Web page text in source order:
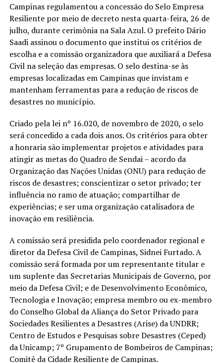
Campinas regulamentou a concessão do Selo Empresa
Resiliente por meio de decreto nesta quarta-feira, 26 de
julho, durante cerimônia na Sala Azul. O prefeito Dário
Saadi assinou o documento que institui os critérios de
escolha e a comissão organizadora que auxiliará a Defesa
Civil na seleção das empresas. O selo destina-se às
empresas localizadas em Campinas que invistam e
mantenham ferramentas para a redução de riscos de
desastres no município.
Criado pela lei nº 16.020, de novembro de 2020, o selo
será concedido a cada dois anos. Os critérios para obter
a honraria são implementar projetos e atividades para
atingir as metas do Quadro de Sendai – acordo da
Organização das Nações Unidas (ONU) para redução de
riscos de desastres; conscientizar o setor privado; ter
influência no ramo de atuação; compartilhar de
experiências; e ser uma organização catalisadora de
inovação em resiliência.
A comissão será presidida pelo coordenador regional e
diretor da Defesa Civil de Campinas, Sidnei Furtado. A
comissão será formada por um representante titular e
um suplente das Secretarias Municipais de Governo, por
meio da Defesa Civil; e de Desenvolvimento Econômico,
Tecnologia e Inovação; empresa membro ou ex-membro
do Conselho Global da Aliança do Setor Privado para
Sociedades Resilientes a Desastres (Arise) da UNDRR;
Centro de Estudos e Pesquisas sobre Desastres (Ceped)
da Unicamp; 7º Grupamento de Bombeiros de Campinas;
Comitê da Cidade Resiliente de Campinas.